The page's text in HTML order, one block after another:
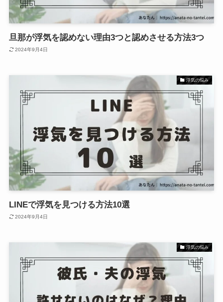
旦那が浮気を認めない理由3つと認めさせる方法3つ
2024年9月4日
浮気の悩み
LINEで浮気を見つける方法10選
2024年9月4日
浮気の悩み